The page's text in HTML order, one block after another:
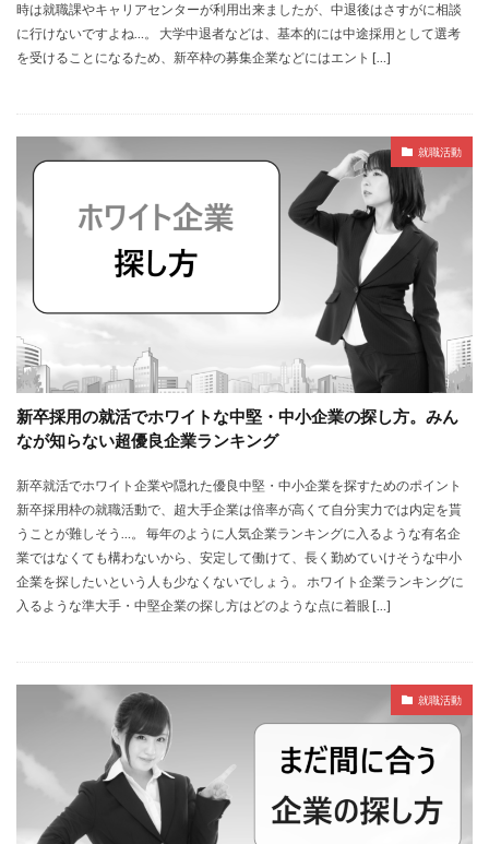
時は就職課やキャリアセンターが利用出来ましたが、中退後はさすがに相談
に行けないですよね…。 大学中退者などは、基本的には中途採用として選考
を受けることになるため、新卒枠の募集企業などにはエント […]
就職活動
新卒採用の就活でホワイトな中堅・中小企業の探し方。みん
なが知らない超優良企業ランキング
新卒就活でホワイト企業や隠れた優良中堅・中小企業を探すためのポイント
新卒採用枠の就職活動で、超大手企業は倍率が高くて自分実力では内定を貰
うことが難しそう…。 毎年のように人気企業ランキングに入るような有名企
業ではなくても構わないから、安定して働けて、長く勤めていけそうな中小
企業を探したいという人も少なくないでしょう。 ホワイト企業ランキングに
入るような準大手・中堅企業の探し方はどのような点に着眼 […]
就職活動